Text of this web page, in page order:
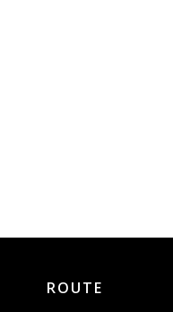
ROUTE